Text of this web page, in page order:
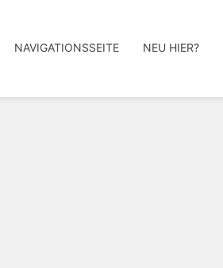
NAVIGATIONSSEITE NEU HIER?